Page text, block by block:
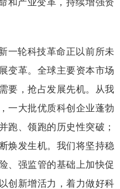
和产业变革，持续增强资
一轮科技革命正以前所未
变革。全球主要资本市场
要，抢占发展先机。从我
一大批优质科创企业蓬勃
跑、领跑的历史性突破；
焕发生机。 我们将坚持稳
、强监管的基础上加快促
创新增活力，着力做好科